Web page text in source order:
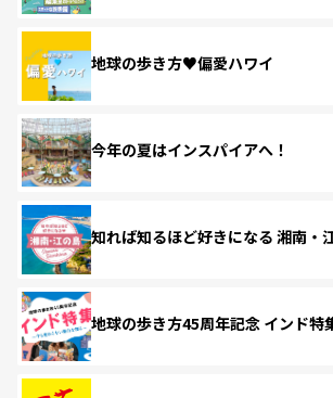
地球の歩き方♥偏愛ハワイ
今年の夏はインスパイアへ！
知れば知るほど好きになる 湘南・
地球の歩き方45周年記念 インド特